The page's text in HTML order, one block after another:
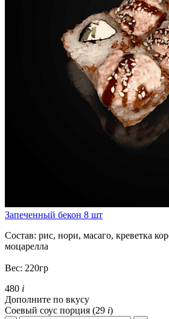
Запеченный бекон 8 шт
Состав: рис, нори, масаго, креветка
моцарелла
Вес: 220гр
480 i
Дополните по вкусу
Соевый соус порция (29 i)